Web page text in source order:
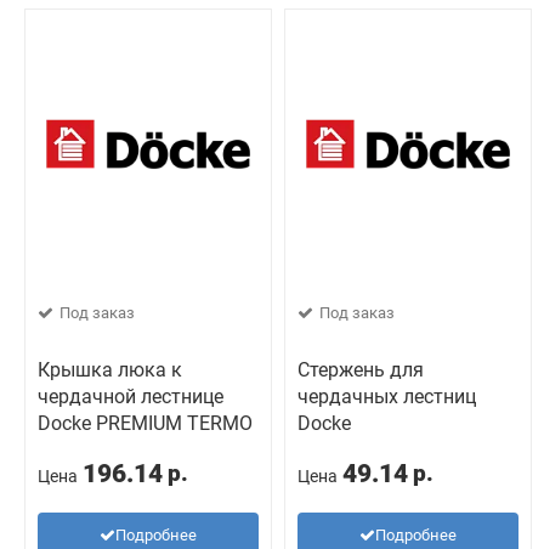
Под заказ
Крышка люка к
чердачной лестнице
Docke PREMIUM TERMO
Цена 196.14 р.
Подробнее
Под заказ
Стержень для
чердачных лестниц
Docke
Цена 49.14 р.
Подробнее